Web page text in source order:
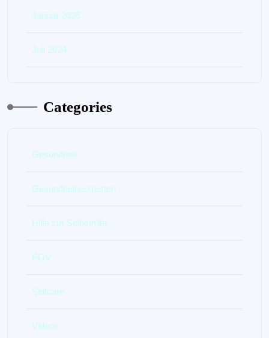
Januar 2025
Juli 2024
Categories
Gesundheit
Gesundheitsexperten
Hilfe zur Selbsthilfe
POV
Selfcare
Videos